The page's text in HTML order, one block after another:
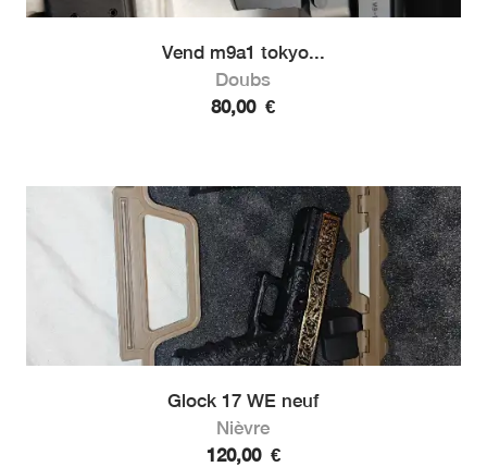
Vend m9a1 tokyo...
Doubs
80,00 €
Glock 17 WE neuf
Nièvre
120,00 €